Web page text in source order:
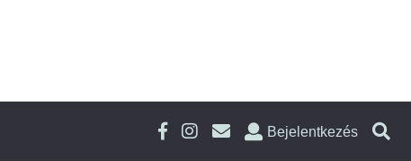
Bejelentkezés